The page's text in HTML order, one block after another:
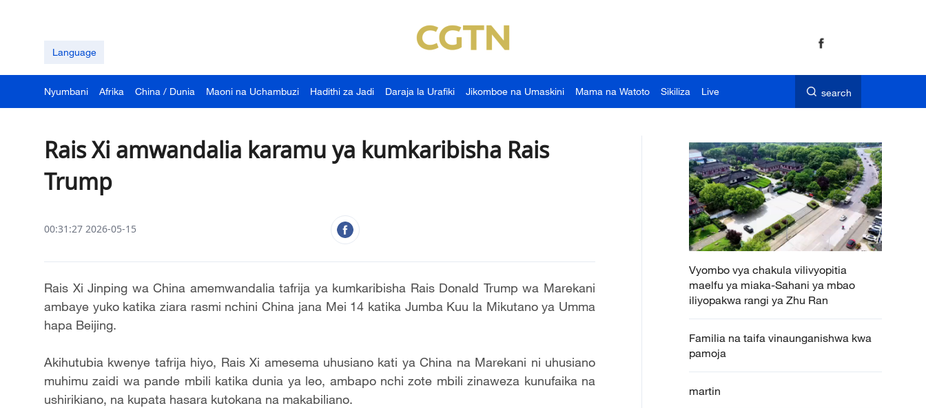
Language
Nyumbani Afrika China / Dunia Maoni na Uchambuzi Hadithi za Jadi Daraja la Urafiki Jikomboe na Umaskini Mama na Watoto Sikiliza Live search
Rais Xi amwandalia karamu ya kumkaribisha Rais
Trump
00:31:27 2026-05-15
Rais Xi Jinping wa China amemwandalia tafrija ya kumkaribisha Rais Donald Trump wa Marekani
ambaye yuko katika ziara rasmi nchini China jana Mei 14 katika Jumba Kuu la Mikutano ya Umma
hapa Beijing.
Akihutubia kwenye tafrija hiyo, Rais Xi amesema uhusiano kati ya China na Marekani ni uhusiano
muhimu zaidi wa pande mbili katika dunia ya leo, ambapo nchi zote mbili zinaweza kunufaika na
ushirikiano, na kupata hasara kutokana na makabiliano.
Vyombo vya chakula vilivyopitia
maelfu ya miaka-Sahani ya mbao
iliyopakwa rangi ya Zhu Ran
Familia na taifa vinaunganishwa kwa
pamoja
martin